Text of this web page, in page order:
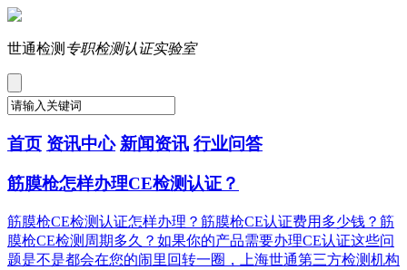
世通检测 专职检测认证实验室
首页 资讯中心 新闻资讯 行业问答
筋膜枪怎样办理CE检测认证？
筋膜枪CE检测认证怎样办理？筋膜枪CE认证费用多少钱？筋
膜枪CE检测周期多久？如果你的产品需要办理CE认证这些问
题是不是都会在您的闹里回转一圈，上海世通第三方检测机构